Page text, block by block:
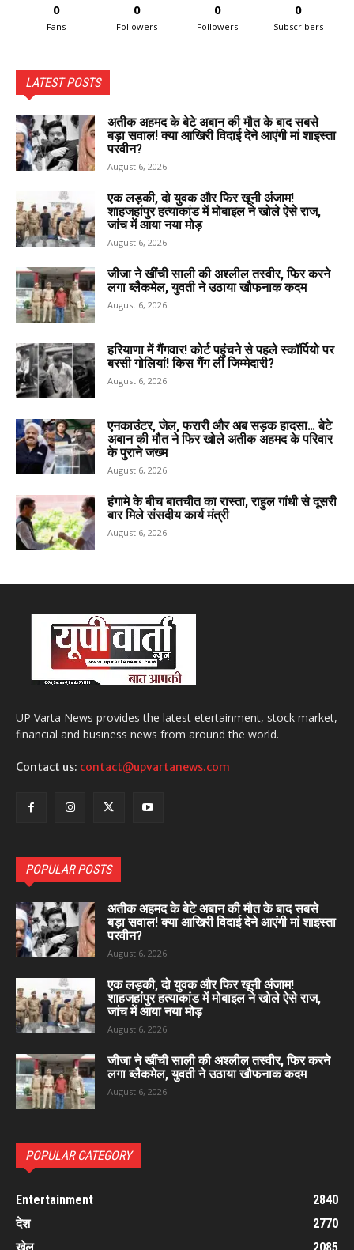
0
Fans
0
Followers
0
Followers
0
Subscribers
LATEST POSTS
अतीक अहमद के बेटे अबान की मौत के बाद सबसे
बड़ा सवाल! क्या आखिरी विदाई देने आएंगी मां शाइस्ता
परवीन?
August 6, 2026
एक लड़की, दो युवक और फिर खूनी अंजाम!
शाहजहांपुर हत्याकांड में मोबाइल ने खोले ऐसे राज,
जांच में आया नया मोड़
August 6, 2026
जीजा ने खींची साली की अश्लील तस्वीर, फिर करने
लगा ब्लैकमेल, युवती ने उठाया खौफनाक कदम
August 6, 2026
हरियाणा में गैंगवार! कोर्ट पहुंचने से पहले स्कॉर्पियो पर
बरसी गोलियां! किस गैंग ली जिम्मेदारी?
August 6, 2026
एनकाउंटर, जेल, फरारी और अब सड़क हादसा… बेटे
अबान की मौत ने फिर खोले अतीक अहमद के परिवार
के पुराने जख्म
August 6, 2026
हंगामे के बीच बातचीत का रास्ता, राहुल गांधी से दूसरी
बार मिले संसदीय कार्य मंत्री
August 6, 2026
UP Varta News provides the latest etertainment, stock market,
financial and business news from around the world.
Contact us: contact@upvartanews.com
POPULAR POSTS
अतीक अहमद के बेटे अबान की मौत के बाद सबसे
बड़ा सवाल! क्या आखिरी विदाई देने आएंगी मां शाइस्ता
परवीन?
August 6, 2026
एक लड़की, दो युवक और फिर खूनी अंजाम!
शाहजहांपुर हत्याकांड में मोबाइल ने खोले ऐसे राज,
जांच में आया नया मोड़
August 6, 2026
जीजा ने खींची साली की अश्लील तस्वीर, फिर करने
लगा ब्लैकमेल, युवती ने उठाया खौफनाक कदम
August 6, 2026
POPULAR CATEGORY
Entertainment
2840
देश
2770